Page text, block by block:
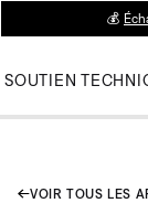
💰
SOUTIEN
VOIR TOUS LES